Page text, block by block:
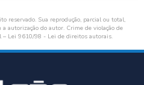
reservado. Sua reprodução, parcial ou total,
autorização do autor. Crime de violação de
– Lei 9610/98 - Lei de direitos autorais.